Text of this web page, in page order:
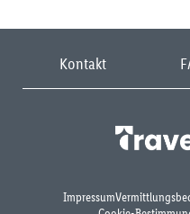
Kontakt
Impressum